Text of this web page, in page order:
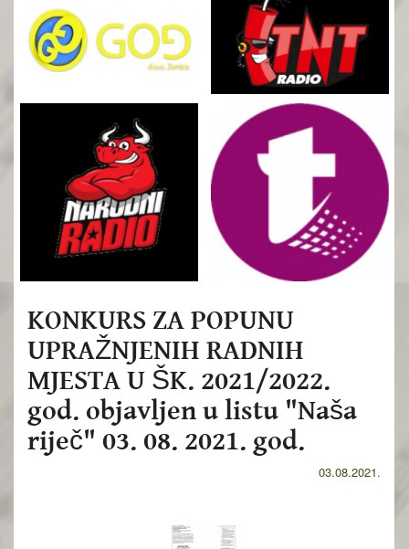
KONKURS ZA POPUNU
UPRAŽNJENIH RADNIH
MJESTA U ŠK. 2021/2022.
god. objavljen u listu "Naša
riječ" 03. 08. 2021. god.
03.08.2021.